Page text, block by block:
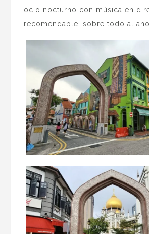
ocio nocturno con música en
recomendable, sobre todo al